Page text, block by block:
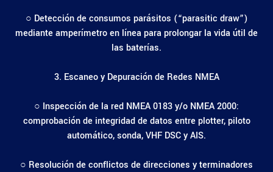
○ Detección de consumos parásitos (“parasitic draw”)
mediante amperímetro en línea para prolongar la vida útil de
las baterías.
3. Escaneo y Depuración de Redes NMEA
○ Inspección de la red NMEA 0183 y/o NMEA 2000:
comprobación de integridad de datos entre plotter, piloto
automático, sonda, VHF DSC y AIS.
○ Resolución de conflictos de direcciones y terminadores